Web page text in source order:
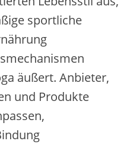
sportliche
äußert. Anbieter,
u‬nd Produkte